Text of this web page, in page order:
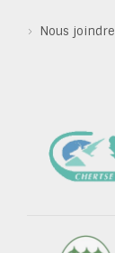
Nous joindre